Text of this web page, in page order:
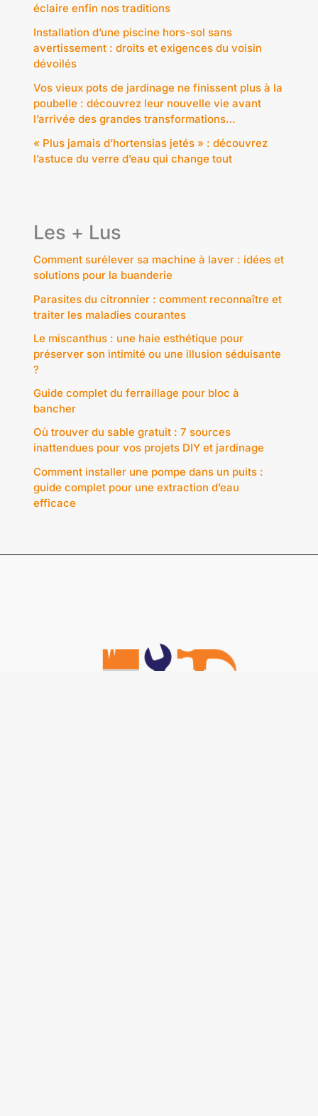
éclaire enfin nos traditions
Installation d’une piscine hors-sol sans
avertissement : droits et exigences du voisin
dévoilés
Vos vieux pots de jardinage ne finissent plus à la
poubelle : découvrez leur nouvelle vie avant
l’arrivée des grandes transformations…
« Plus jamais d’hortensias jetés » : découvrez
l’astuce du verre d’eau qui change tout
Les + Lus
Comment surélever sa machine à laver : idées et
solutions pour la buanderie
Parasites du citronnier : comment reconnaître et
traiter les maladies courantes
Le miscanthus : une haie esthétique pour
préserver son intimité ou une illusion séduisante
?
Guide complet du ferraillage pour bloc à
bancher
Où trouver du sable gratuit : 7 sources
inattendues pour vos projets DIY et jardinage
Comment installer une pompe dans un puits :
guide complet pour une extraction d’eau
efficace